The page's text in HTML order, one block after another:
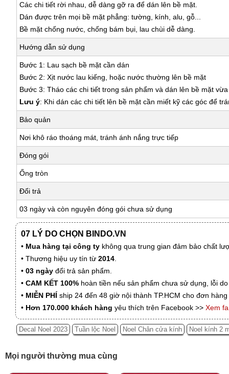
Các chi tiết rời nhau, dễ dàng gỡ ra để dán lên bề mặt.
Dán được trên mọi bề mặt phẳng: tường, kính, alu, gỗ...
Bề mặt chống nước, chống bám bụi, lau chùi dễ dàng.
Hướng dẫn sử dụng
Bước 1: Lau sạch bề mặt cần dán
Bước 2: Xịt nước lau kiếng, hoặc nước thường lên bề mặt
Bước 3: Tháo các chi tiết trong sản phẩm và dán lên bề mặt
Lưu ý: Khi dán các chi tiết lên bề mặt cần miết kỹ các góc để
Bảo quản
Nơi khô ráo thoáng mát, tránh ánh nắng trực tiếp
Đóng gói
Ống tròn
Đổi trả
03 ngày và còn nguyên đóng gói chưa sử dụng
07 LÝ DO CHỌN BINDO.VN
• Mua hàng tại công ty không qua trung gian đảm bảo chất
• Thương hiệu uy tín từ 2014.
• 03 ngày đổi trả sản phẩm.
• CAM KẾT 100% hoàn tiền nếu sản phẩm chưa sử dụng, lỗi
• MIỄN PHÍ ship 24 đến 48 giờ nội thành TP.HCM cho đơn
• Hơn 170.000 khách hàng yêu thích trên Facebook >> Xem
Decal Noel 2023 Tuần lộc Noel Noel Chân cửa kính Noel kính 2
Mọi người thường mua cùng